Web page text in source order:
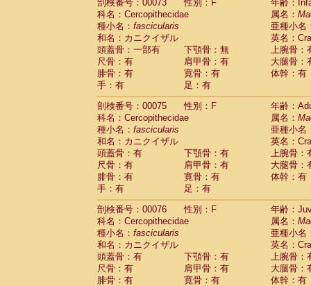
剖検番号：00073
性別：F
年齢：
科名：Cercopithecidae
属名：
種小名： fascicularis
亜種小名
和名：カニクイザル
英名：
頭蓋骨：一部有
下顎骨：無
上腕骨：
尺骨：有
肩甲骨：有
大腿骨：
腓骨：有
寛骨：有
体幹：有
手：有
足：有
剖検番号：00075
性別：F
年齢：
科名：Cercopithecidae
属名：
種小名： fascicularis
亜種小名
和名：カニクイザル
英名：
頭蓋骨：有
下顎骨：有
上腕骨：
尺骨：有
肩甲骨：有
大腿骨：
腓骨：有
寛骨：有
体幹：有
手：有
足：有
剖検番号：00076
性別：F
年齢：
科名：Cercopithecidae
属名：
種小名： fascicularis
亜種小名
和名：カニクイザル
英名：
頭蓋骨：有
下顎骨：有
上腕骨：
尺骨：有
肩甲骨：有
大腿骨：
腓骨：有
寛骨：有
体幹：有